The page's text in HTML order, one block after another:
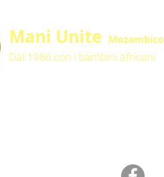
Mani Unite Mozambico
Dal 1986 con i bambini africani